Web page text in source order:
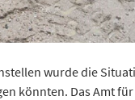
wurde die
könnten. Das Amt